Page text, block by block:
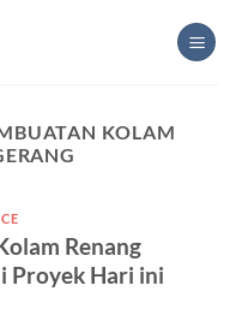
KOLAM
Renang
Proyek Hari ini